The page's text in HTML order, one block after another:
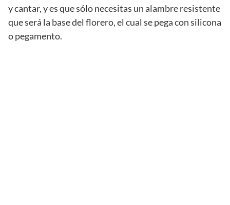
y cantar, y es que sólo necesitas un alambre resistente
que será la base del florero, el cual se pega con silicona
o pegamento.